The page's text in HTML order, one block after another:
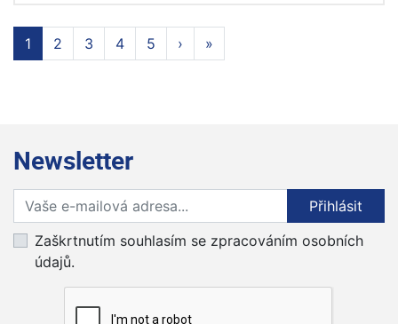
1 2 3 4 5 › »
Newsletter
Přihlaste se k odběru novinek
Přihlásit
Zaškrtnutím souhlasím se zpracováním osobních
údajů.